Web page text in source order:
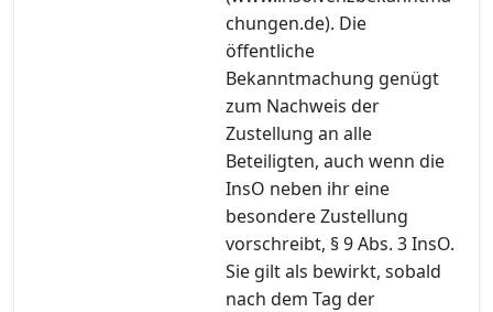
chungen.de). Die
öffentliche
Bekanntmachung genügt
zum Nachweis der
Zustellung an alle
Beteiligten, auch wenn die
InsO neben ihr eine
besondere Zustellung
vorschreibt, § 9 Abs. 3 InsO.
Sie gilt als bewirkt, sobald
nach dem Tag der